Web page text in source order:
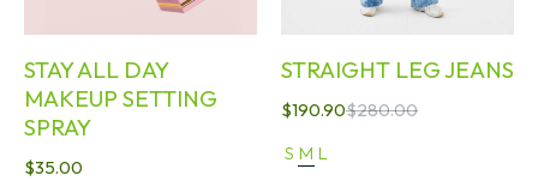
STAY ALL DAY
MAKEUP SETTING
SPRAY
$35.00
STRAIGHT LEG JEANS
$280.00
$190.90
S M L